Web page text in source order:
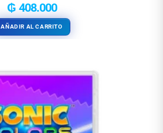
₲408.000
AÑADIR AL CARRITO